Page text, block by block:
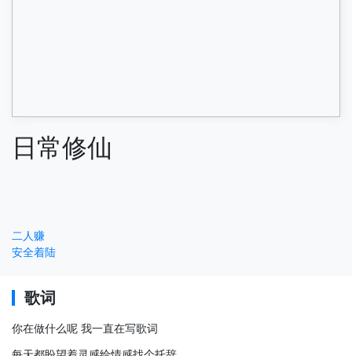
日常修仙
二人赚
安全着陆
歌词
你在做什么呢 我一直在写歌词